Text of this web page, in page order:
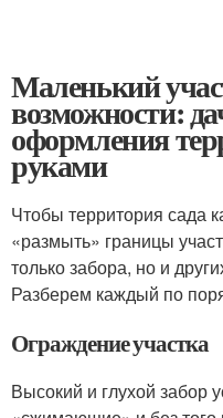
Маленький
возможности:
оформления
руками
Чтобы территория сада
«размыть» границы
только забора, но и
Разберем каждый по
Ограждение участка
Высокий и глухой забор